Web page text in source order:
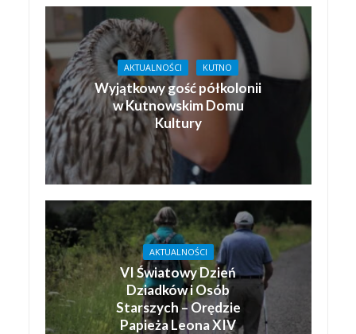
AKTUALNOŚCI KUTNO
Wyjątkowy gość półkolonii
w Kutnowskim Domu
Kultury
AKTUALNOŚCI
VI Światowy Dzień
Dziadków i Osób
Starszych – Orędzie
Papieża Leona XIV